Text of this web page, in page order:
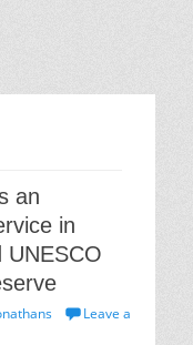
an
in
UNESCO
Leave a